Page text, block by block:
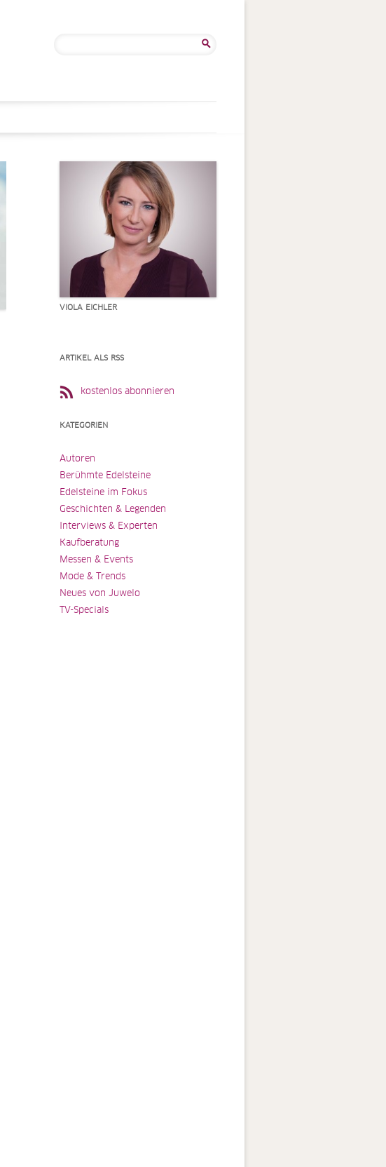
VIOLA EICHLER
ARTIKEL ALS RSS
kostenlos abonnieren
KATEGORIEN
Autoren
Berühmte Edelsteine
Edelsteine im Fokus
Geschichten & Legenden
Interviews & Experten
Kaufberatung
Messen & Events
Mode & Trends
Neues von Juwelo
TV-Specials